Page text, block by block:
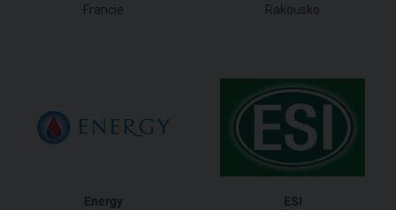
Francie
Rakousko
Energy
ESI